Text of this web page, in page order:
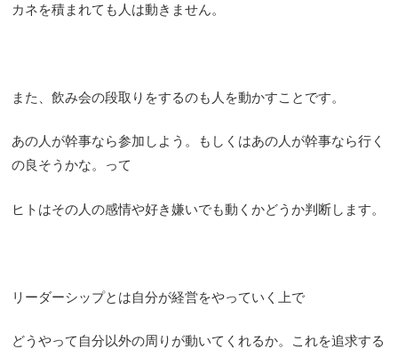
カネを積まれても人は動きません。
また、飲み会の段取りをするのも人を動かすことです。
あの人が幹事なら参加しよう。もしくはあの人が幹事なら行く
の良そうかな。って
ヒトはその人の感情や好き嫌いでも動くかどうか判断します。
リーダーシップとは自分が経営をやっていく上で
どうやって自分以外の周りが動いてくれるか。これを追求する